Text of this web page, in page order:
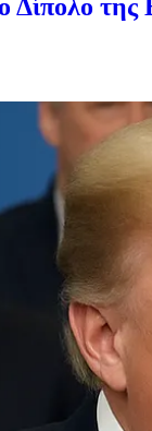
Δίπολο